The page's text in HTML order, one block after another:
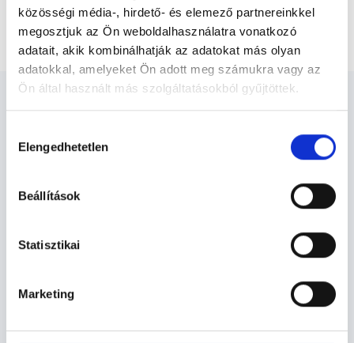
közösségi média-, hirdető- és elemező partnereinkkel
megosztjuk az Ön weboldalhasználatra vonatkozó
adatait, akik kombinálhatják az adatokat más olyan
adatokkal, amelyeket Ön adott meg számukra vagy az
Ön által használt más szolgáltatásokból gyűjtöttek.
szabályzat:https://foglaljorvost.hu/info/foglaljorvost-
kiválasztása
Elengedhetetlen
Beállítások
Statisztikai
Marketing
Gyógytornász Budapest, XVII. kerület
Gyógytornász Budapest, XVII.
kerület - Gyógytorna
Gyógytorna TERÜLETHEZ KAPCSOLÓDÓ